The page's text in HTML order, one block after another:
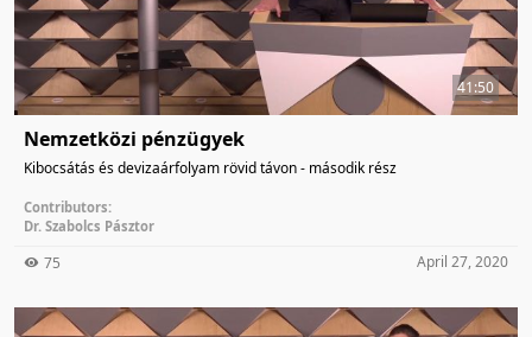
41:50
Nemzetközi pénzügyek
Kibocsátás és devizaárfolyam rövid távon - második rész
Contributors:
Dr. Szabolcs Pásztor
75 April 27, 2020